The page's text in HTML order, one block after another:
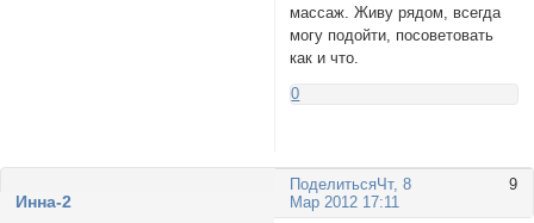
массаж. Живу рядом, всегда
могу подойти, посоветовать
как и что.
0
Поделиться 9
Чт, 8
Мар 2012 17:11
Инна-2